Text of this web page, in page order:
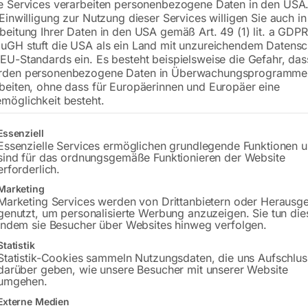
€180,00
inkl. MwSt. zzgl.Versandkosten
Lieferzeit:Versandbereit in KW 32/2026
Versandkosten Standard (Österreich):
Sie haben
Gerne
Anfrageformular
Services verarbeiten personenbezogene Daten in den
zur Nutzung dieser Services willigen Sie auch
Ihrer Daten in den USA gemäß Art. 49 (1) lit. a
stuft die USA als ein Land mit unzureichendem
Standards ein. Es besteht beispielsweise die Gefahr,
personenbezogene Daten in
ohne dass für Europäerinnen und Europäer eine
besteht.
eine Liste der Service-Gruppen, für die eine Einwilligung erteilt
Services ermöglichen grundlegende Funktionen
für das ordnungsgemäße Funktionieren der Website
Services werden von Drittanbietern oder
um personalisierte Werbung anzuzeigen. Sie tun
sie Besucher über Websites hinweg verfolgen.
Cookies sammeln Nutzungsdaten, die uns
geben, wie unsere Besucher mit unserer Website
Medien